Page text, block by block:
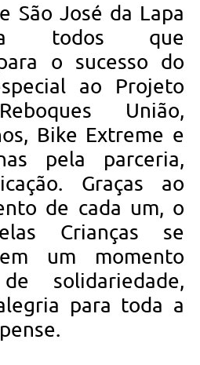
São José da Lapa
a todos que
o sucesso do
ao Projeto
União,
Bike Extreme e
pela parceria,
Graças ao
de cada um, o
Crianças se
um momento
solidariedade,
para toda a